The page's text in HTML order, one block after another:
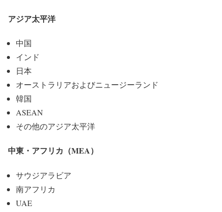
アジア太平洋
中国
インド
日本
オーストラリアおよびニュージーランド
韓国
ASEAN
その他のアジア太平洋
中東・アフリカ（MEA）
サウジアラビア
南アフリカ
UAE